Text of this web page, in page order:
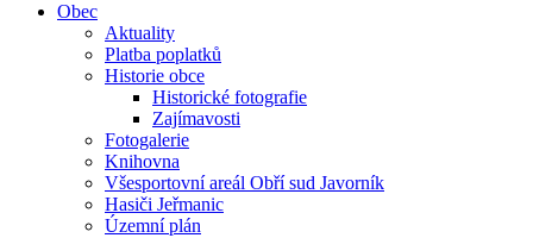
Obec
Aktuality
Platba poplatků
Historie obce
Historické fotografie
Zajímavosti
Fotogalerie
Knihovna
Všesportovní areál Obří sud Javorník
Hasiči Jeřmanic
Územní plán